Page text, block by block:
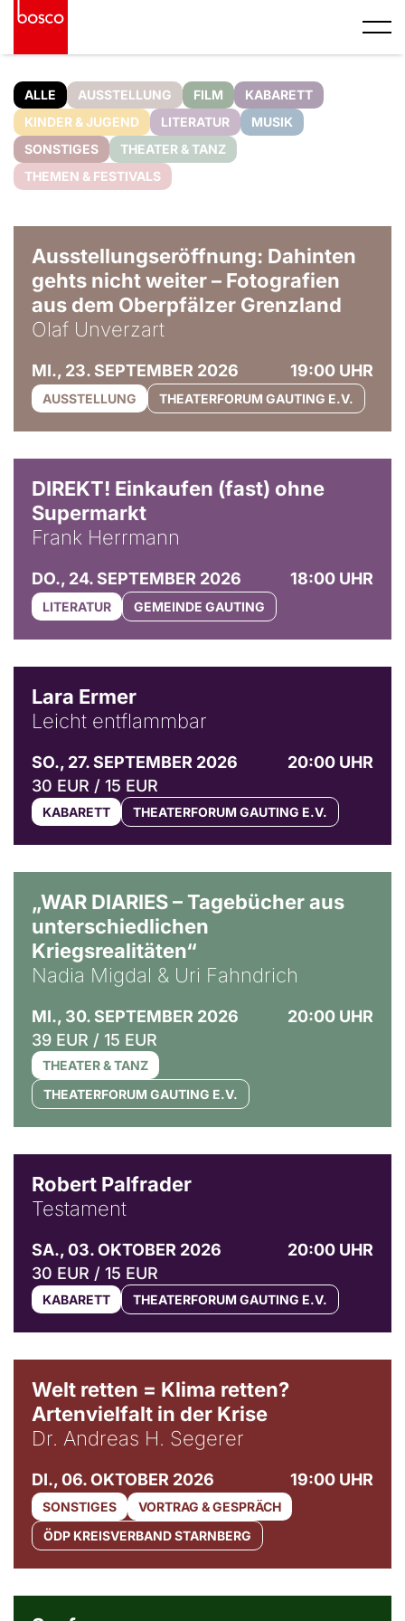
ALLE AUSSTELLUNG FILM
KABARETT
KINDER & JUGEND
LITERATUR
MUSIK
SONSTIGES
THEATER & TANZ
THEMEN & FESTIVALS
Ausstellungseröffnung: Dahinten
gehts nicht weiter – Fotografien
aus dem Oberpfälzer Grenzland
Olaf Unverzart
MI., 23. SEPTEMBER 2026 19:00 UHR
AUSSTELLUNG THEATERFORUM GAUTING E.V.
DIREKT! Einkaufen (fast) ohne
Supermarkt
Frank Herrmann
DO., 24. SEPTEMBER 2026 18:00 UHR
LITERATUR GEMEINDE GAUTING
Lara Ermer
Leicht entflammbar
SO., 27. SEPTEMBER 2026
20:00 UHR
30 EUR / 15 EUR
KABARETT THEATERFORUM GAUTING E.V.
„WAR DIARIES – Tagebücher aus
unterschiedlichen
Kriegsrealitäten“
Nadia Migdal & Uri Fahndrich
MI., 30. SEPTEMBER 2026
20:00 UHR
39 EUR / 15 EUR
THEATER & TANZ
THEATERFORUM GAUTING E.V.
Robert Palfrader
Testament
SA., 03. OKTOBER 2026
20:00 UHR
30 EUR / 15 EUR
KABARETT THEATERFORUM GAUTING E.V.
Welt retten = Klima retten?
Artenvielfalt in der Krise
Dr. Andreas H. Segerer
DI., 06. OKTOBER 2026 19:00 UHR
SONSTIGES
VORTRAG & GESPRÄCH
ÖDP KREISVERBAND STARNBERG